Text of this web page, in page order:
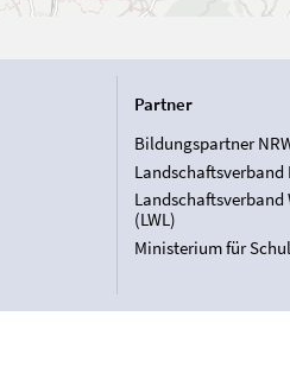
Partner
Bildungspartner
Landschaftsverband
Landschaftsverband
(LWL)
Ministerium für